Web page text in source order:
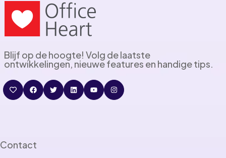
Blijf op de hoogte! Volg de laatste
ontwikkelingen, nieuwe features en handige tips.
Contact